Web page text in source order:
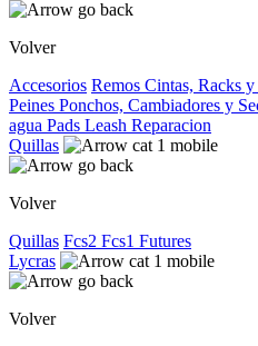
Volver
Accesorios Remos Cintas, Racks y
Peines Ponchos, Cambiadores y
agua Pads Leash Reparacion
Quillas
Volver
Quillas Fcs2 Fcs1 Futures
Lycras
Volver